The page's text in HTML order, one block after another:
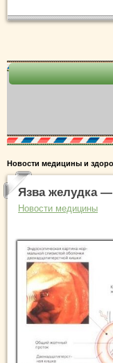
Новости медицины и
Язва желудка
Новости медицины